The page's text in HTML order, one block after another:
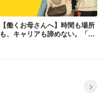
【働くお母さんへ】時間も場所
も、キャリアも諦めない。「自